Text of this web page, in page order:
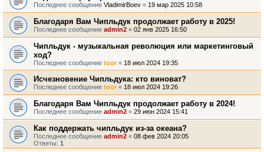
Последнее сообщение VladimirBoev « 19 мар 2025 10:58
Благодаря Вам Чипльдук продолжает работу в 2025!
Последнее сообщение admin2 « 02 янв 2025 16:50
Чипльдук - музыкальная революция или маркетинговый
ход?
Последнее сообщение toor« 18 июл 2024 19:35
Исчезновение Чипльдука: кто виноват?
Последнее сообщение toor « 18 июл 2024 19:26
Благодаря Вам Чипльдук продолжает работу в 2024!
Последнее сообщение admin2 « 29 июн 2024 15:41
Как поддержать чипльдук из-за океана?
Последнее сообщение admin2 « 08 фев 2024 20:05
Ответы: 1